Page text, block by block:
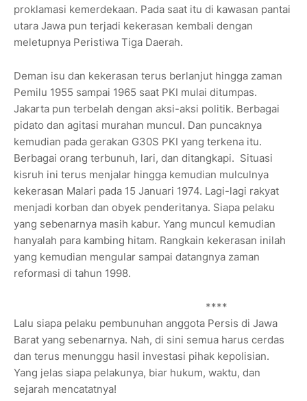
proklamasi kemerdekaan. Pada saat itu di kawasan pantai
utara Jawa pun terjadi kekerasan kembali dengan
meletupnya Peristiwa Tiga Daerah.
Deman isu dan kekerasan terus berlanjut hingga zaman
Pemilu 1955 sampai 1965 saat PKI mulai ditumpas.
Jakarta pun terbelah dengan aksi-aksi politik. Berbagai
pidato dan agitasi murahan muncul. Dan puncaknya
kemudian pada gerakan G30S PKI yang terkena itu.
Berbagai orang terbunuh, lari, dan ditangkapi. Situasi
kisruh ini terus menjalar hingga kemudian mulculnya
kekerasan Malari pada 15 Januari 1974. Lagi-lagi rakyat
menjadi korban dan obyek penderitanya. Siapa pelaku
yang sebenarnya masih kabur. Yang muncul kemudian
hanyalah para kambing hitam. Rangkain kekerasan inilah
yang kemudian mengular sampai datangnya zaman
reformasi di tahun 1998.
****
Lalu siapa pelaku pembunuhan anggota Persis di Jawa
Barat yang sebenarnya. Nah, di sini semua harus cerdas
dan terus menunggu hasil investasi pihak kepolisian.
Yang jelas siapa pelakunya, biar hukum, waktu, dan
sejarah mencatatnya!